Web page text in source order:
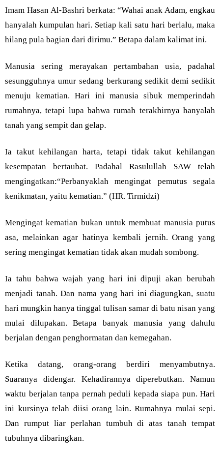
Imam Hasan Al-Bashri berkata: “Wahai anak Adam, engkau
hanyalah kumpulan hari. Setiap kali satu hari berlalu, maka
hilang pula bagian dari dirimu.” Betapa dalam kalimat ini.
Manusia sering merayakan pertambahan usia, padahal
sesungguhnya umur sedang berkurang sedikit demi sedikit
menuju kematian. Hari ini manusia sibuk memperindah
rumahnya, tetapi lupa bahwa rumah terakhirnya hanyalah
tanah yang sempit dan gelap.
Ia takut kehilangan harta, tetapi tidak takut kehilangan
kesempatan bertaubat. Padahal Rasulullah SAW telah
mengingatkan:“Perbanyaklah mengingat pemutus segala
kenikmatan, yaitu kematian.” (HR. Tirmidzi)
Mengingat kematian bukan untuk membuat manusia putus
asa, melainkan agar hatinya kembali jernih. Orang yang
sering mengingat kematian tidak akan mudah sombong.
Ia tahu bahwa wajah yang hari ini dipuji akan berubah
menjadi tanah. Dan nama yang hari ini diagungkan, suatu
hari mungkin hanya tinggal tulisan samar di batu nisan yang
mulai dilupakan. Betapa banyak manusia yang dahulu
berjalan dengan penghormatan dan kemegahan.
Ketika datang, orang-orang berdiri menyambutnya.
Suaranya didengar. Kehadirannya diperebutkan. Namun
waktu berjalan tanpa pernah peduli kepada siapa pun. Hari
ini kursinya telah diisi orang lain. Rumahnya mulai sepi.
Dan rumput liar perlahan tumbuh di atas tanah tempat
tubuhnya dibaringkan.